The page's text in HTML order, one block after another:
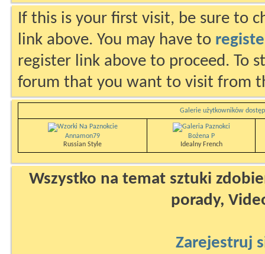
If this is your first visit, be sure to
link above. You may have to
register link above to proceed. To
forum that you want to visit from
Galerie użytkowników
Annamon79
Russian Style
Bożena P
Idealny French
Wszystko na temat sztuki
porady,
Zarejestruj